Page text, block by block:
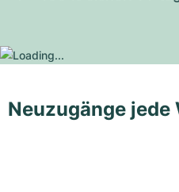
Neuzugänge jede